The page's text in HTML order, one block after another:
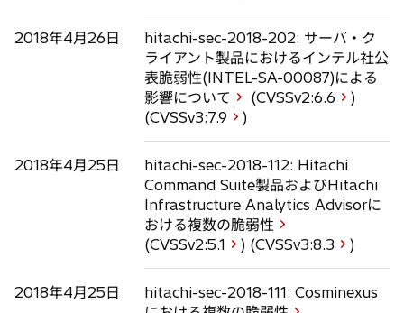
2018年4月26日
hitachi-sec-2018-202: サーバ・ク
ライアント製品におけるインテル社公
表脆弱性(INTEL-SA-00087)による
影響について
(CVSSv2:6.6
)
(CVSSv3:7.9 )
2018年4月25日
hitachi-sec-2018-112: Hitachi
Command Suite製品およびHitachi
Infrastructure Analytics Advisorに
おける複数の脆弱性
(CVSSv2:5.1 ) (CVSSv3:8.3 )
2018年4月25日
hitachi-sec-2018-111: Cosminexus